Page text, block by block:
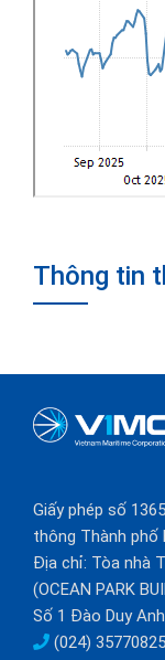
Thông tin
Giấy phép số
thông Thành phố
Địa chỉ: Tòa nhà
(OCEAN PARK
Số 1 Đào Duy
(024)